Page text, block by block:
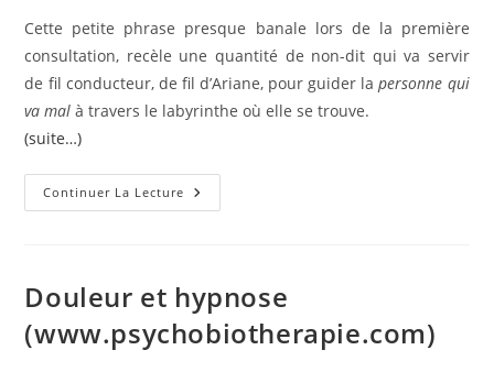
Cette petite phrase presque banale lors de la première
consultation, recèle une quantité de non-dit qui va servir
de fil conducteur, de fil d’Ariane, pour guider lapersonne qui
va mal à travers le labyrinthe où elle se trouve.
(suite…)
Continuer La Lecture Je
Vais
Douleur et hypnose
(www.psychobiotherapie.com)